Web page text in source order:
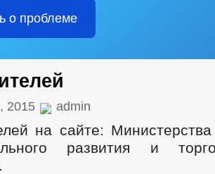
о проблеме
2015 admin
на сайте: Министерства
развития и